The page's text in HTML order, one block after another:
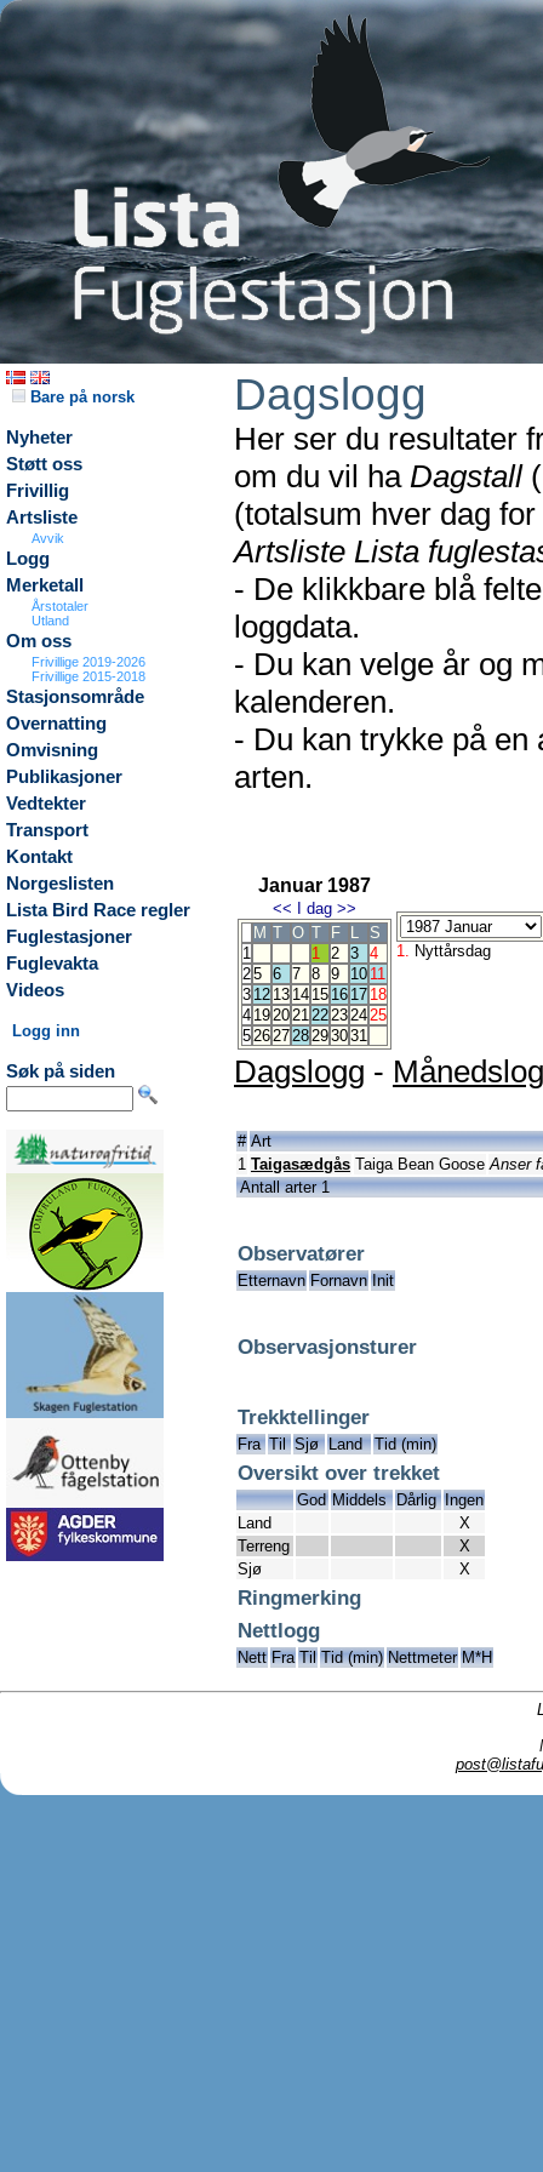
Bare på norsk
Nyheter
Støtt oss
Frivillig
Artsliste
Avvik
Logg
Merketall
Årstotaler
Utland
Om oss
Frivillige 2019-2026
Frivillige 2015-2018
Stasjonsområde
Overnatting
Omvisning
Publikasjoner
Vedtekter
Transport
Kontakt
Norgeslisten
Lista Bird Race regler
Fuglestasjoner
Fuglevakta
Videos
Logg inn
Søk på siden
Dagslogg
Her ser du resultater
om du vil ha Dagstall
(totalsum hver dag
Artsliste Lista
- De klikkbare blå
loggdata.
- Du kan velge år og
kalenderen.
- Du kan trykke på en
arten.
Januar 1987
<< I dag >>
M T O T F L
S
1
1 2 3 4
25 6 7 8 9 10 11
3 12 13 14 15 16 17 18
4 19202122232425
5262728293031
1. Nyttårsdag
Dagslogg -
# Art
1 Taigasædgås Taiga Bean Goose Anser
Antall arter 1
Observatører
Etternavn Fornavn Init
Observasjonsturer
Trekktellinger
Fra Til Sjø Land Tid (min)
Oversikt over trekket
God Middels Dårlig Ingen
Land
X
Terreng
X
Sjø
X
Ringmerking
Nettlogg
Nett Fra Til Tid (min) Nettmeter M*H